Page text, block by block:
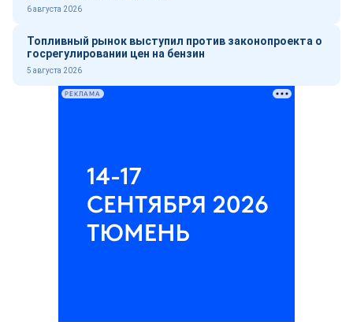
6 августа 2026
Топливный рынок выступил против законопроекта о
госрегулировании цен на бензин
5 августа 2026
РЕКЛАМА